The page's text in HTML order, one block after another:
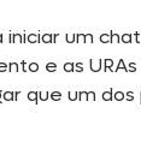
um
e as
que um